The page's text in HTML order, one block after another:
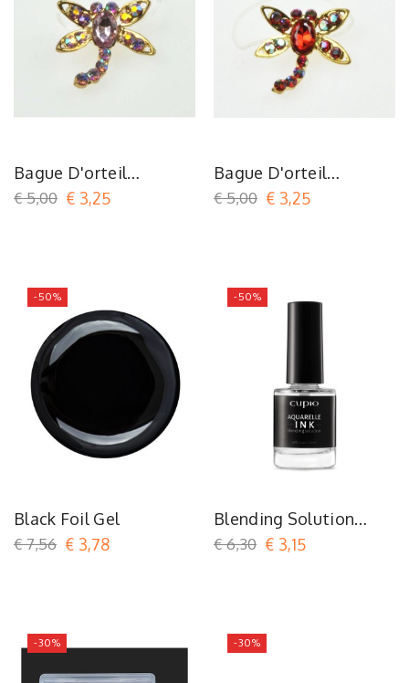
Bague D'orteil
Dragonfly Pink
€ 5,00 € 3,25
Bague D'orteil
Dragonfly Red
€ 5,00 € 3,25
-50%
Black Foil Gel
€ 7,56 € 3,78
-50%
Blending Solution
Aquarelle Ink
€ 6,30 € 3,15
-30% -30%